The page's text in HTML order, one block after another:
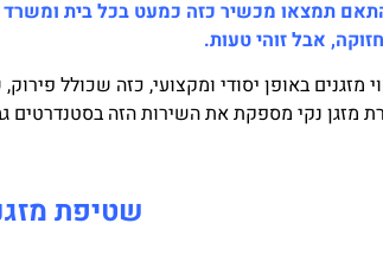
תמצאו מכשיר כזה כמעט בכל בית ומשרד
אבל זוהי טעות.
מזגנים באופן יסודי ומקצועי, כזה שכולל
מזגן נקי מספקת את השירות הזה בסטנדרטים
שטיפת